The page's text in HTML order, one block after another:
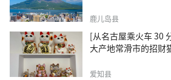
鹿儿岛县
[从名古屋乘火车 30
大产地常滑市的招财
爱知县